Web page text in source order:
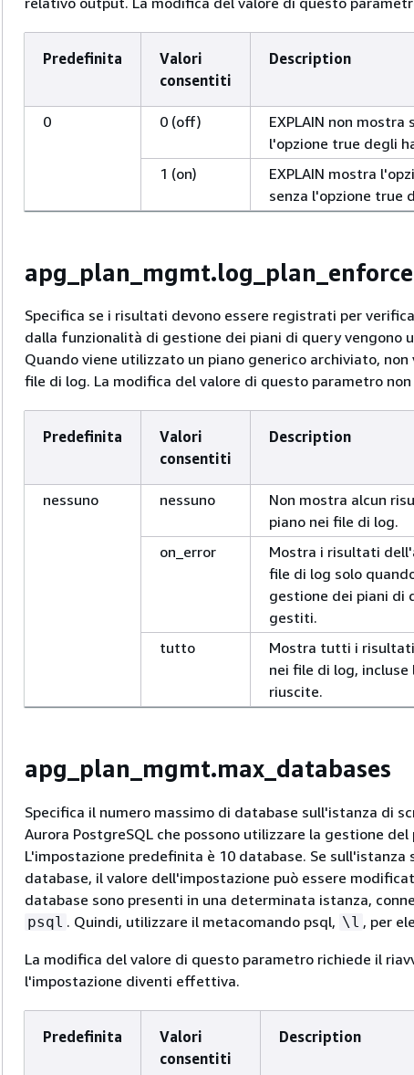
Predefinita
Valori
consentiti
Description
0 0 (off)
EXPLAIN non mostra
l'opzione true degli
1 (on)
EXPLAIN mostra
senza l'opzione true
Specifica se i risultati devono essere registrati per
dalla funzionalità di gestione dei piani di query vengono
Quando viene utilizzato un piano generico archiviato,
file di log. La modifica del valore di questo parametro
Predefinita
Valori
consentiti
Description
nessuno nessuno
Non mostra alcun
piano nei file di log.
on_error
Mostra i risultati
file di log solo
gestione dei piani di
gestiti.
tutto
Mostra tutti i
nei file di log,
riuscite.
apg_plan_mgmt.max_databases
Specifica il numero massimo di database sull'istanza di
Aurora PostgreSQL che possono utilizzare la gestione del
L'impostazione predefinita è 10 database. Se sull'istanza
database, il valore dell'impostazione può essere
database sono presenti in una determinata istanza,
psql . Quindi, utilizzare il metacomando psql, \l , per
La modifica del valore di questo parametro richiede il
l'impostazione diventi effettiva.
Predefinita
Valori
consentiti
Description